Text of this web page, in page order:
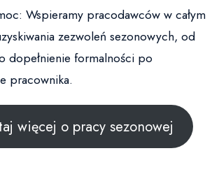
Wspieramy pracodawców w całym
zezwoleń sezonowych, od
dopełnienie formalności po
pracownika.
więcej o pracy sezonowej